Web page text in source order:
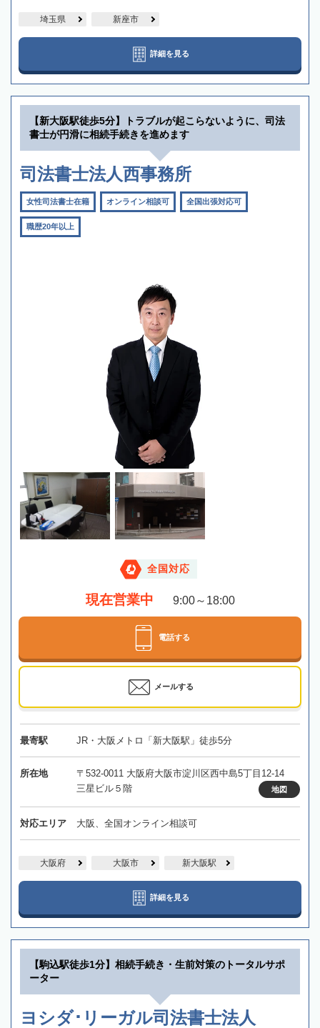
埼玉県 新座市
詳細を見る
【新大阪駅徒歩5分】トラブルが起こらないように、司法
書士が円滑に相続手続きを進めます
司法書士法人西事務所
女性司法書士在籍 オンライン相談可 全国出張対応可
職歴20年以上
全国対応
現在営業中 9:00～18:00
電話する
メールする
最寄駅 JR・大阪メトロ「新大阪駅」徒歩5分
所在地
〒532-0011 大阪府大阪市淀川区西中島5丁目12-14
三星ビル５階
地図
対応エリア 大阪、全国オンライン相談可
大阪府 大阪市 新大阪駅
詳細を見る
【駒込駅徒歩1分】相続手続き・生前対策のトータルサポ
ーター
ヨシダ･リーガル司法書士法人